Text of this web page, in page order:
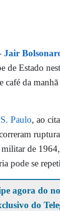
Jair
de Estado
café da
Paulo, ao
de
pode se
agora do
do